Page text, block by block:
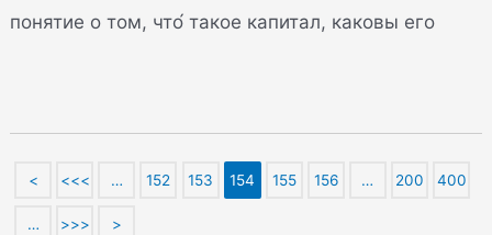
понятие о том, что́ такое капитал, каковы его
< <<< … 152 153 154 155 156 … 200 400
… >>> >